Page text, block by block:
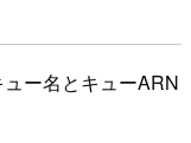
ー名とキューARN